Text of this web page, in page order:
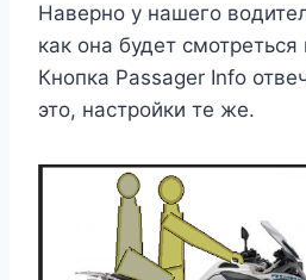
Наверно у нашего
как она будет
Кнопка Passager Info
это, настройки те же.